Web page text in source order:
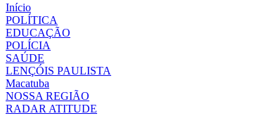
Início
POLÍTICA
EDUCAÇÃO
POLÍCIA
SAÚDE
LENÇÓIS PAULISTA
Macatuba
NOSSA REGIÃO
RADAR ATITUDE